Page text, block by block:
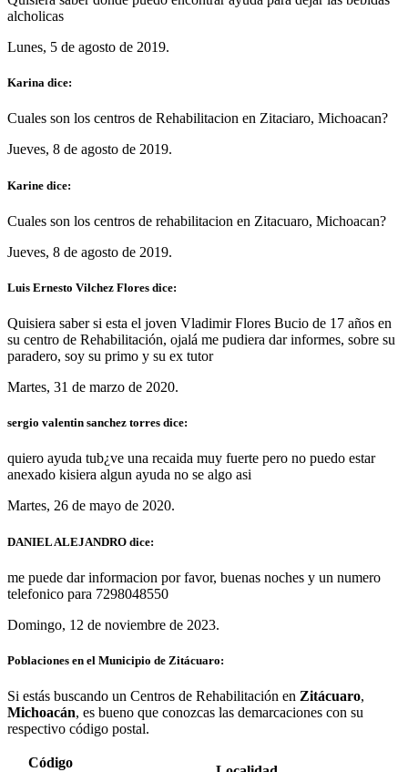
alcholicas
Lunes, 5 de agosto de 2019.
Karina dice:
Cuales son los centros de Rehabilitacion en Zitaciaro, Michoacan?
Jueves, 8 de agosto de 2019.
Karine dice:
Cuales son los centros de rehabilitacion en Zitacuaro, Michoacan?
Jueves, 8 de agosto de 2019.
Luis Ernesto Vilchez Flores dice:
Quisiera saber si esta el joven Vladimir Flores Bucio de 17 años en
su centro de Rehabilitación, ojalá me pudiera dar informes, sobre su
paradero, soy su primo y su ex tutor
Martes, 31 de marzo de 2020.
sergio valentin sanchez torres dice:
quiero ayuda tub¿ve una recaida muy fuerte pero no puedo estar
anexado kisiera algun ayuda no se algo asi
Martes, 26 de mayo de 2020.
DANIEL ALEJANDRO dice:
me puede dar informacion por favor, buenas noches y un numero
telefonico para 7298048550
Domingo, 12 de noviembre de 2023.
Poblaciones en el Municipio de Zitácuaro:
Si estás buscando un Centros de Rehabilitación en Zitácuaro,
Michoacán, es bueno que conozcas las demarcaciones con su
respectivo código postal.
Código